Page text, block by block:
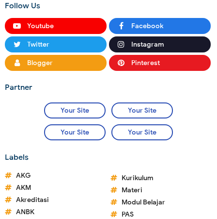
Follow Us
Youtube Facebook
Twitter Instagram
Blogger Pinterest
Partner
Your Site Your Site
Your Site Your Site
Labels
AKG
AKM
Akreditasi
ANBK
Kurikulum
Materi
Modul Belajar
PAS